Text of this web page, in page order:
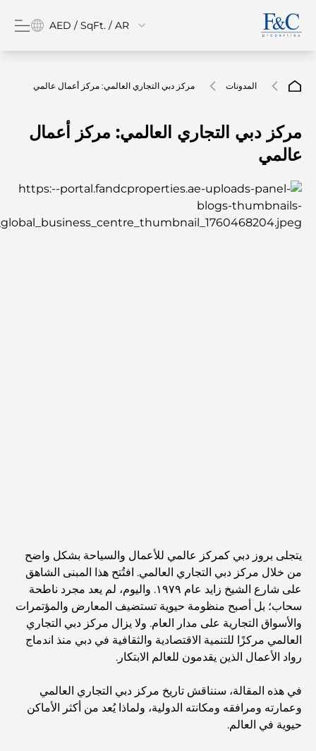
AED / SqFt. / AR
المدونات مركز دبي التجاري العالمي: مركز أعمال عالمي
مركز دبي التجاري العالمي: مركز أعمال
عالمي
يتجلى بروز دبي كمركز عالمي للأعمال والسياحة بشكل واضح
من خلال مركز دبي التجاري العالمي. افتُتح هذا المبنى الشاهق
على شارع الشيخ زايد عام ١٩٧٩. واليوم، لم يعد مجرد ناطحة
سحاب؛ بل أصبح منظومة حيوية تستضيف المعارض والمؤتمرات
والأسواق التجارية على مدار العام. ولا يزال مركز دبي التجاري
العالمي مركزًا للتنمية الاقتصادية والثقافية في دبي منذ اندماج
رواد الأعمال الذين يقدمون للعالم الابتكار.
في هذه المقالة، سنناقش تاريخ مركز دبي التجاري العالمي
وعمارته ومرافقه ومكانته الدولية، ولماذا يُعد من أكثر الأماكن
حيوية في العالم.